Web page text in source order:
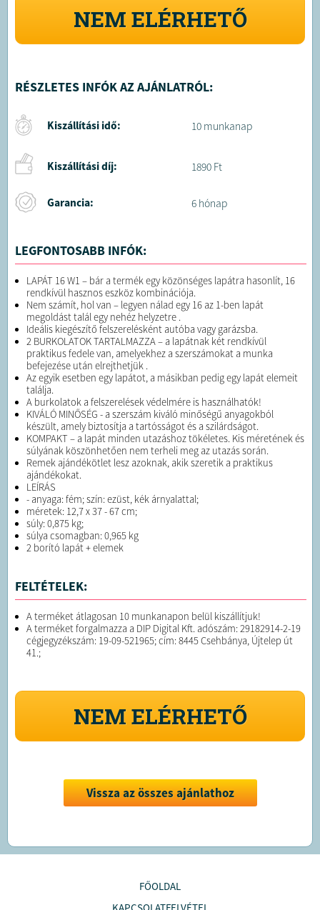
NEM ELÉRHETŐ
RÉSZLETES INFÓK AZ AJÁNLATRÓL:
Kiszállítási idő: 10 munkanap
Kiszállítási díj: 1890 Ft
Garancia: 6 hónap
LEGFONTOSABB INFÓK:
LAPÁT 16 W1 – bár a termék egy közönséges lapátra hasonlít, 16
rendkívül hasznos eszköz kombinációja.
Nem számít, hol van – legyen nálad egy 16 az 1-ben lapát
megoldást talál egy nehéz helyzetre .
Ideális kiegészítő felszerelésként autóba vagy garázsba.
2 BURKOLATOK TARTALMAZZA – a lapátnak két rendkívül
praktikus fedele van, amelyekhez a szerszámokat a munka
befejezése után elrejthetjük .
Az egyik esetben egy lapátot, a másikban pedig egy lapát elemeit
találja.
A burkolatok a felszerelések védelmére is használhatók!
KIVÁLÓ MINŐSÉG - a szerszám kiváló minőségű anyagokból
készült, amely biztosítja a tartósságot és a szilárdságot.
KOMPAKT – a lapát minden utazáshoz tökéletes. Kis méretének és
súlyának köszönhetően nem terheli meg az utazás során.
Remek ajándékötlet lesz azoknak, akik szeretik a praktikus
ajándékokat.
LEÍRÁS
- anyaga: fém; szín: ezüst, kék árnyalattal;
méretek: 12,7 x 37 - 67 cm;
súly: 0,875 kg;
súlya csomagban: 0,965 kg
2 borító lapát + elemek
FELTÉTELEK:
A terméket átlagosan 10 munkanapon belül kiszállítjuk!
A terméket forgalmazza a DIP Digital Kft. adószám: 29182914-2-19
cégjegyzékszám: 19-09-521965; cím: 8445 Csehbánya, Újtelep út
41.;
NEM ELÉRHETŐ
Vissza az összes ajánlathoz
FŐOLDAL